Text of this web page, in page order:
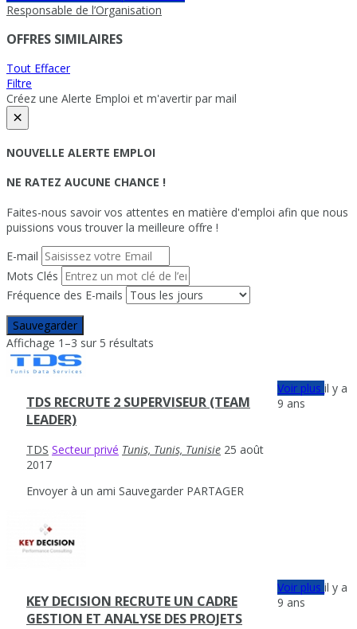
Responsable de l’Organisation
OFFRES SIMILAIRES
Tout Effacer
Filtre
Créez une Alerte Emploi et m'avertir par mail
×
NOUVELLE ALERTE EMPLOI
NE RATEZ AUCUNE CHANCE !
Faites-nous savoir vos attentes en matière d'emploi afin que nous
puissions vous trouver la meilleure offre !
E-mail
Mots Clés
Fréquence des E-mails
Sauvegarder
Affichage 1–3 sur 5 résultats
TDS RECRUTE 2 SUPERVISEUR (TEAM
LEADER)
TDS Secteur privé Tunis, Tunis, Tunisie 25 août
2017
Envoyer à un ami Sauvegarder PARTAGER
Voir plusil y a
9 ans
KEY DECISION RECRUTE UN CADRE
GESTION ET ANALYSE DES PROJETS
Voir plusil y a
9 ans